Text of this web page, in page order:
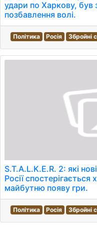
удари по Харкову, був
позбавлення волі.
Політика Росія Збройні
S.T.A.L.K.E.R. 2: які
Росії
майбутню появу гри.
Політика Росія Збройні